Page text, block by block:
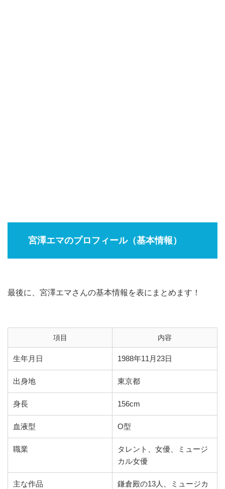
宮澤エマのプロフィール（基本情報）
最後に、宮澤エマさんの基本情報を表にまとめます！
項目 内容
生年月日 1988年11月23日
出身地 東京都
身長 156cm
血液型 O型
職業
タレント、女優、ミュージ
カル女優
主な作品
鎌倉殿の13人、ミュージカ